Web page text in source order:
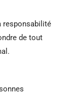
responsabilité
de tout